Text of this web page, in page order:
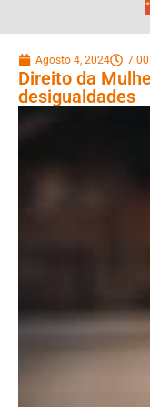
Agosto 4, 2024
Direito da
desigualdades